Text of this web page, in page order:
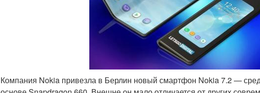
Компания Nokia привезла в Берлин новый смартфон Nokia 7.2 —